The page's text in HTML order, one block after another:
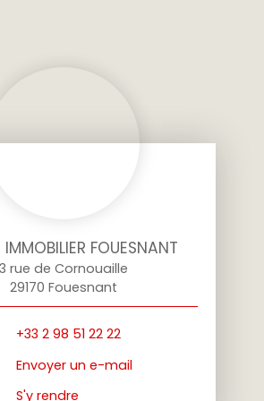
FOUESNANT
rue de Cornouaille
29170 Fouesnant
+33 2 98 51 22 22
Envoyer un e-mail
S'y rendre